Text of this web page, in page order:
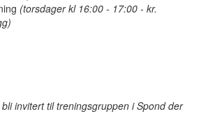
(torsdager kl 16:00 - 17:00 - kr.
invitert til treningsgruppen i Spond der